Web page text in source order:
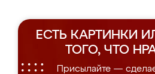
ЕСТЬ КАРТИНКИ
ТОГО, ЧТО
Присылайте —